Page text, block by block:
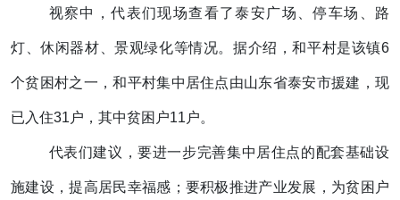
视察中，代表们现场查看了泰安广场、停车场、路
灯、休闲器材、景观绿化等情况。据介绍，和平村是该镇6
个贫困村之一，和平村集中居住点由山东省泰安市援建，现
已入住31户，其中贫困户11户。
代表们建议，要进一步完善集中居住点的配套基础设
施建设，提高居民幸福感；要积极推进产业发展，为贫困户